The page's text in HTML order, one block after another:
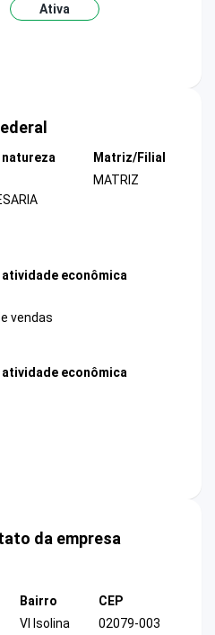
Ativa
Matriz/Filial
MATRIZ
econômica
vendas
econômica
da empresa
Bairro
Vl Isolina
CEP
02079-003